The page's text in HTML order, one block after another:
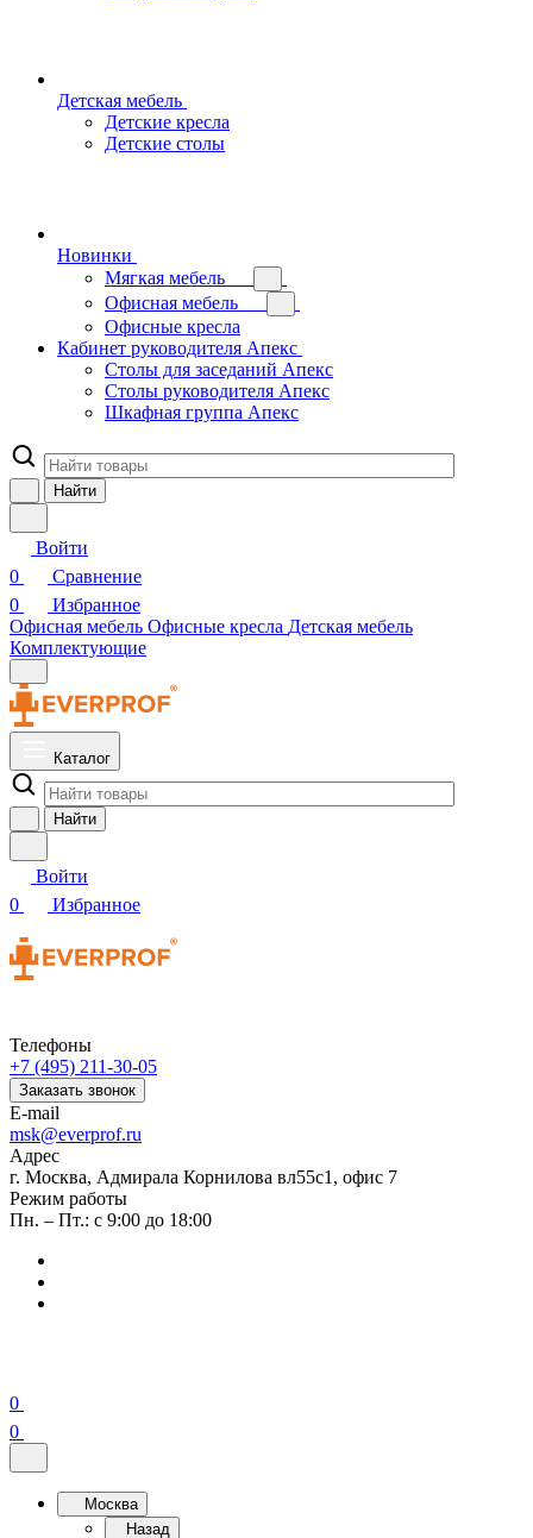
Детская мебель
Детские кресла
Детские столы
Новинки
Мягкая мебель
Офисная мебель
Офисные кресла
Кабинет руководителя Апекс
Столы для заседаний Апекс
Столы руководителя Апекс
Шкафная группа Апекс
Найти
Войти
0
Сравнение
0
Избранное
Офисная мебель Офисные кресла Детская мебель
Комплектующие
Каталог
Найти
Войти
0
Избранное
Телефоны
+7 (495) 211-30-05
Заказать звонок
E-mail
msk@everprof.ru
Адрес
г. Москва, Адмирала Корнилова вл55с1, офис 7
Режим работы
Пн. – Пт.: с 9:00 до 18:00
0
0
Москва
Назад